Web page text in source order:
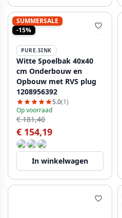
SUMMERSALE
-15%
PURE.SINK
Witte Spoelbak 40x40
cm Onderbouw en
Opbouw met RVS plug
1208956392
5.0(1)
Op voorraad
€ 181,40
€ 154,19
In winkelwagen